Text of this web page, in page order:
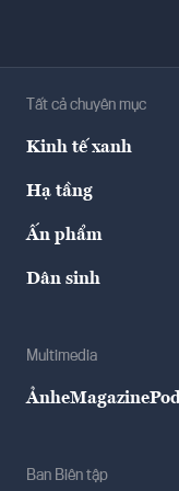
Tất cả chuyên mục
Kinh tế xanh
Hạ tầng
Ấn phẩm
Dân sinh
Multimedia
ẢnheMagazine
Ban Biên tập